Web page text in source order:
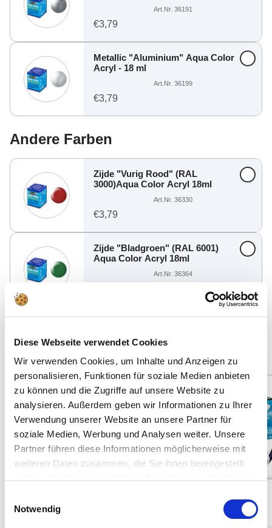
Diese Webseite verwendet Cookies
Wir verwenden Cookies, um Inhalte und Anzeigen zu
personalisieren, Funktionen für soziale Medien anbieten
zu können und die Zugriffe auf unsere Website zu
analysieren. Außerdem geben wir Informationen zu Ihrer
Verwendung unserer Website an unsere Partner für
soziale Medien, Werbung und Analysen weiter. Unsere
Partner führen diese Informationen möglicherweise mit
weiteren Daten zusammen, die Sie ihnen bereitgestellt
Notwendig
Art.Nr. 36191
€3,79
Metallic "Aluminium" Aqua Color
Acryl - 18 ml
Art.Nr. 36199
€3,79
Andere Farben
Zijde "Vurig Rood" (RAL
3000)Aqua Color Acryl 18ml
Art.Nr. 36330
€3,79
Zijde "Bladgroen" (RAL 6001)
Aqua Color Acryl 18ml
Art.Nr. 36364
Vind andere geschikte aanbiedingen
Spare: 18%
63 Teile
Spare: 2%
108 Teile